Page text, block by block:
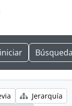
Jerarquía